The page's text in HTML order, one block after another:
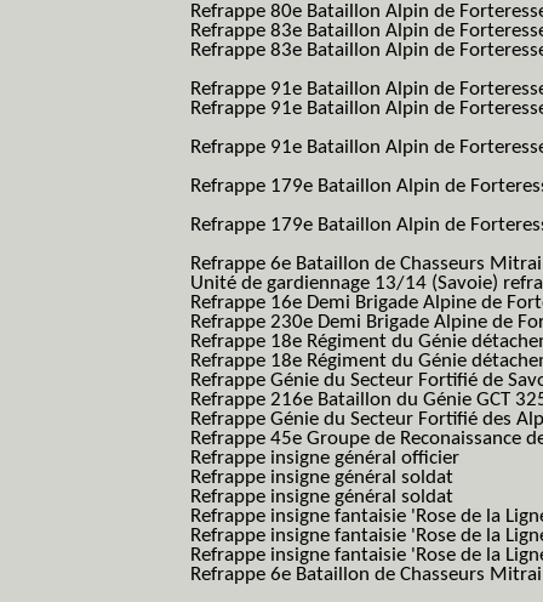
Refrappe 80e Bataillon Alpin de
Refrappe 83e Bataillon Alpin de
Refrappe 83e Bataillon Alpin de
Refrappe 91e Bataillon Alpin de
Refrappe 91e Bataillon Alpin de
Refrappe 91e Bataillon Alpin de
Refrappe 179e Bataillon Alpin de
Refrappe 179e Bataillon Alpin de
Refrappe 6e Bataillon de Chasseurs
Unité de gardiennage 13/14 (Savoie)
Refrappe 16e Demi Brigade Alpine de
Refrappe 230e Demi Brigade Alpine de
Refrappe 18e Régiment du Génie
Refrappe 18e Régiment du Génie
Refrappe Génie du Secteur Fortifié de
Refrappe 216e Bataillon du Génie GCT
Refrappe Génie du Secteur Fortifié des
Refrappe 45e Groupe de Reconaissance
Refrappe insigne général officier
Refrappe insigne général soldat
Refrappe insigne général soldat
Refrappe insigne fantaisie 'Rose de la
Refrappe insigne fantaisie 'Rose de la
Refrappe insigne fantaisie 'Rose de la
Refrappe 6e Bataillon de Chasseurs